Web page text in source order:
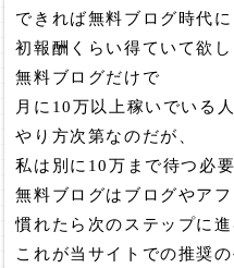
できれば無料ブログ時代に
初報酬くらい得ていて欲し
無料ブログだけで
月に10万以上稼いでいる
やり方次第なのだが、
私は別に10万まで待つ必
無料ブログはブログやア
慣れたら次のステップに進
これが当サイトでの推奨の